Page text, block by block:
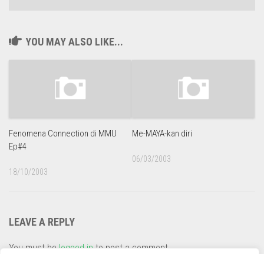
YOU MAY ALSO LIKE...
Fenomena Connection di MMU
Ep#4
18/10/2003
Me-MAYA-kan diri
06/03/2003
LEAVE A REPLY
You must belogged into post a comment.